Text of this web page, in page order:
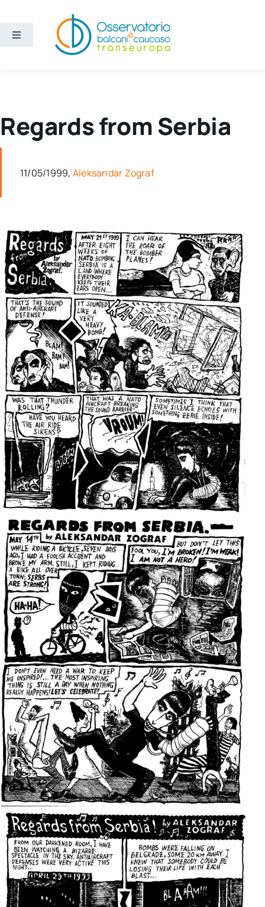
contenuto
Toggle
Ricerca e divulgazione
Cerca
per:
Newsletter
Regards from Serbia
11/05/1999, Aleksandar Zograf